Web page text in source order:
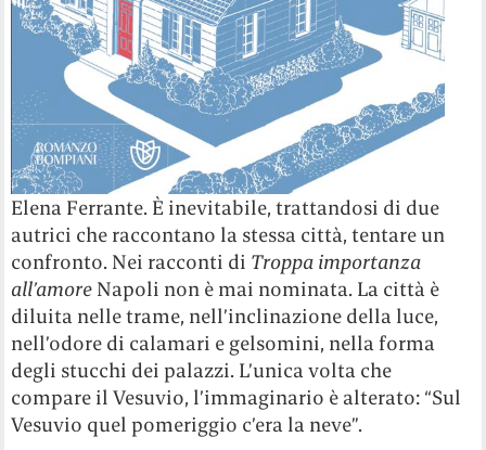
Elena Ferrante. È inevitabile, trattandosi di due
autrici che raccontano la stessa città, tentare un
confronto. Nei racconti di Troppa importanza
all’amore Napoli non è mai nominata. La città è
diluita nelle trame, nell’inclinazione della luce,
nell’odore di calamari e gelsomini, nella forma
degli stucchi dei palazzi. L’unica volta che
compare il Vesuvio, l’immaginario è alterato: “Sul
Vesuvio quel pomeriggio c’era la neve”.